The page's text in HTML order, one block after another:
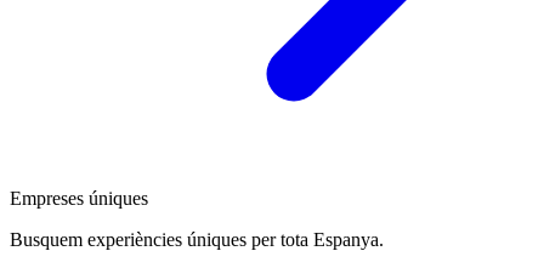
Empreses úniques
Busquem experiències úniques per tota Espanya.